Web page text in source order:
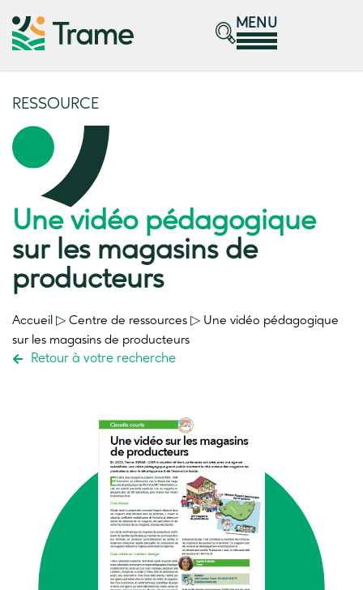
MENU
RESSOURCE
Une vidéo pédagogique
sur les magasins de
producteurs
Accueil ▷ Centre de ressources ▷ Une vidéo pédagogique
sur les magasins de producteurs
Retour à votre recherche